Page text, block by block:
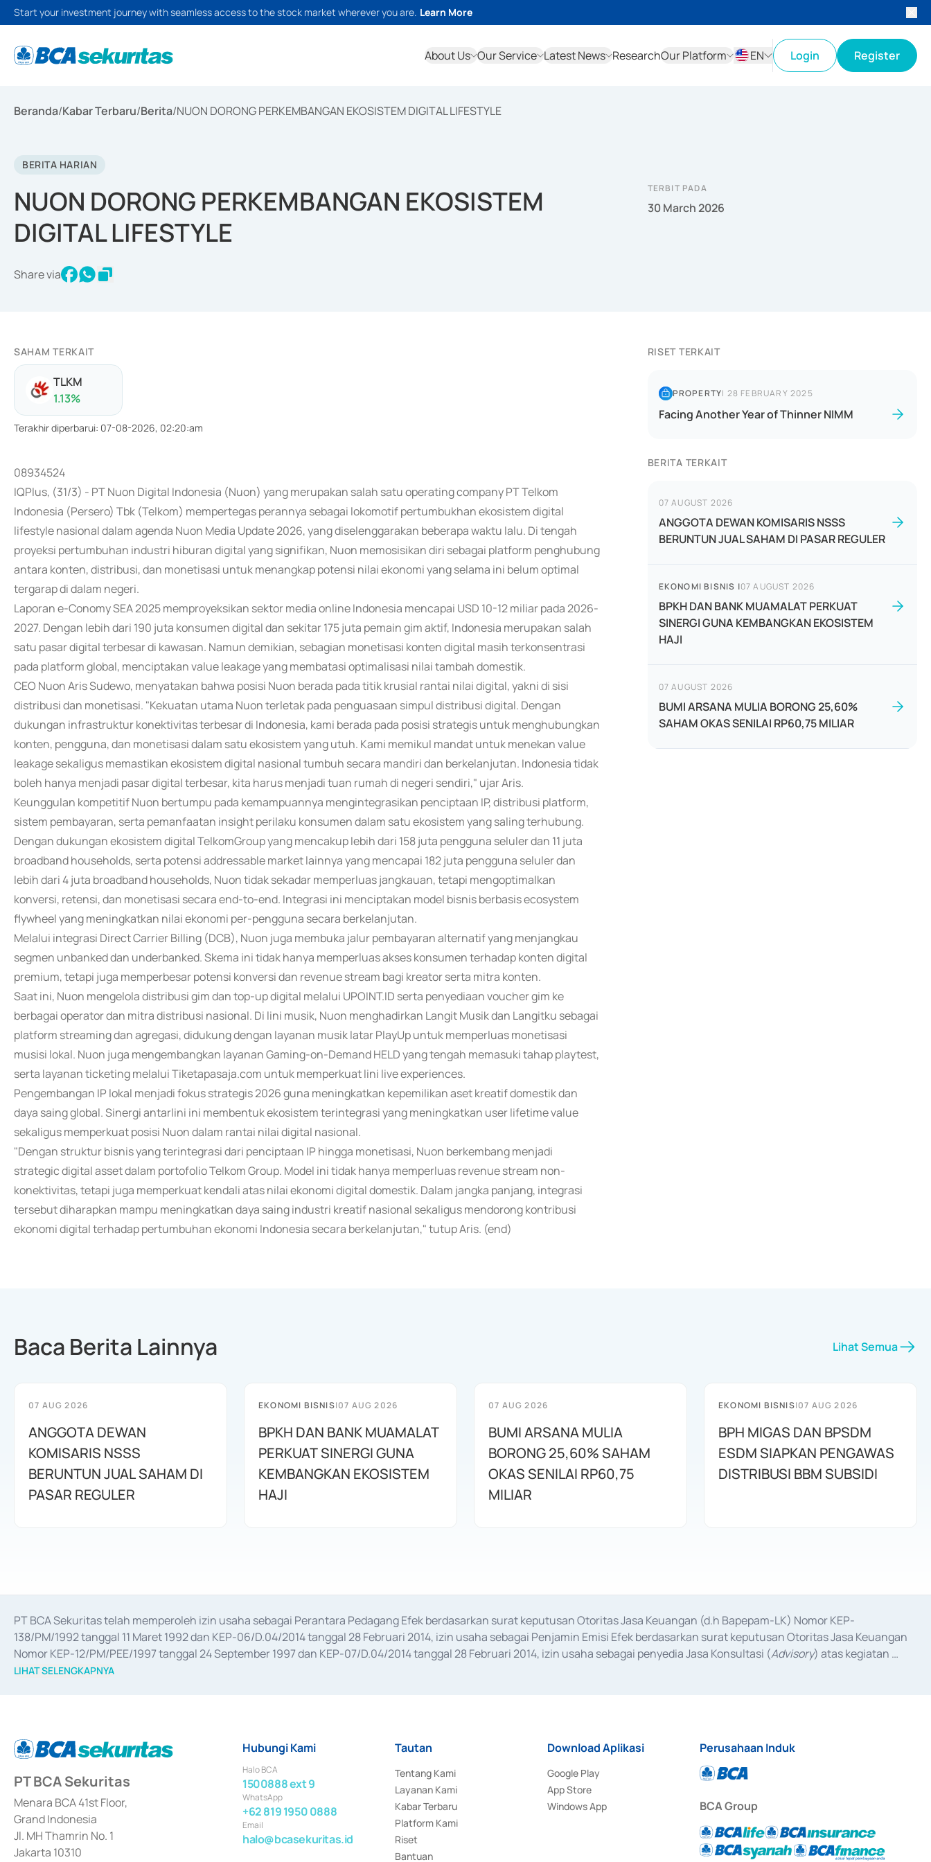
Start your investment journey with seamless access to the stock market wherever you are. Learn More
About Us Our Service Latest News ResearchOur Platform
EN
Login Register
Beranda/Kabar Terbaru/Berita/NUON DORONG PERKEMBANGAN EKOSISTEM DIGITAL LIFESTYLE
BERITA HARIAN
NUON DORONG PERKEMBANGAN EKOSISTEM
DIGITAL LIFESTYLE
Share via
TERBIT PADA
30 March 2026
SAHAM TERKAIT
TLKM
1.13%
Terakhir diperbarui: 07-08-2026, 02:20:am
08934524
IQPlus, (31/3) - PT Nuon Digital Indonesia (Nuon) yang merupakan salah satu operating company PT Telkom
Indonesia (Persero) Tbk (Telkom) mempertegas perannya sebagai lokomotif pertumbukhan ekosistem digital
lifestyle nasional dalam agenda Nuon Media Update 2026, yang diselenggarakan beberapa waktu lalu. Di tengah
proyeksi pertumbuhan industri hiburan digital yang signifikan, Nuon memosisikan diri sebagai platform penghubung
antara konten, distribusi, dan monetisasi untuk menangkap potensi nilai ekonomi yang selama ini belum optimal
tergarap di dalam negeri.
Laporan e-Conomy SEA 2025 memproyeksikan sektor media online Indonesia mencapai USD 10-12 miliar pada 2026-
2027. Dengan lebih dari 190 juta konsumen digital dan sekitar 175 juta pemain gim aktif, Indonesia merupakan salah
satu pasar digital terbesar di kawasan. Namun demikian, sebagian monetisasi konten digital masih terkonsentrasi
pada platform global, menciptakan value leakage yang membatasi optimalisasi nilai tambah domestik.
CEO Nuon Aris Sudewo, menyatakan bahwa posisi Nuon berada pada titik krusial rantai nilai digital, yakni di sisi
distribusi dan monetisasi. "Kekuatan utama Nuon terletak pada penguasaan simpul distribusi digital. Dengan
dukungan infrastruktur konektivitas terbesar di Indonesia, kami berada pada posisi strategis untuk menghubungkan
konten, pengguna, dan monetisasi dalam satu ekosistem yang utuh. Kami memikul mandat untuk menekan value
leakage sekaligus memastikan ekosistem digital nasional tumbuh secara mandiri dan berkelanjutan. Indonesia tidak
boleh hanya menjadi pasar digital terbesar, kita harus menjadi tuan rumah di negeri sendiri," ujar Aris.
Keunggulan kompetitif Nuon bertumpu pada kemampuannya mengintegrasikan penciptaan IP, distribusi platform,
sistem pembayaran, serta pemanfaatan insight perilaku konsumen dalam satu ekosistem yang saling terhubung.
Dengan dukungan ekosistem digital TelkomGroup yang mencakup lebih dari 158 juta pengguna seluler dan 11 juta
broadband households, serta potensi addressable market lainnya yang mencapai 182 juta pengguna seluler dan
lebih dari 4 juta broadband households, Nuon tidak sekadar memperluas jangkauan, tetapi mengoptimalkan
konversi, retensi, dan monetisasi secara end-to-end. Integrasi ini menciptakan model bisnis berbasis ecosystem
flywheel yang meningkatkan nilai ekonomi per-pengguna secara berkelanjutan.
Melalui integrasi Direct Carrier Billing (DCB), Nuon juga membuka jalur pembayaran alternatif yang menjangkau
segmen unbanked dan underbanked. Skema ini tidak hanya memperluas akses konsumen terhadap konten digital
premium, tetapi juga memperbesar potensi konversi dan revenue stream bagi kreator serta mitra konten.
Saat ini, Nuon mengelola distribusi gim dan top-up digital melalui UPOINT.ID serta penyediaan voucher gim ke
berbagai operator dan mitra distribusi nasional. Di lini musik, Nuon menghadirkan Langit Musik dan Langitku sebagai
platform streaming dan agregasi, didukung dengan layanan musik latar PlayUp untuk memperluas monetisasi
musisi lokal. Nuon juga mengembangkan layanan Gaming-on-Demand HELD yang tengah memasuki tahap playtest,
serta layanan ticketing melalui Tiketapasaja.com untuk memperkuat lini live experiences.
Pengembangan IP lokal menjadi fokus strategis 2026 guna meningkatkan kepemilikan aset kreatif domestik dan
daya saing global. Sinergi antarlini ini membentuk ekosistem terintegrasi yang meningkatkan user lifetime value
sekaligus memperkuat posisi Nuon dalam rantai nilai digital nasional.
"Dengan struktur bisnis yang terintegrasi dari penciptaan IP hingga monetisasi, Nuon berkembang menjadi
strategic digital asset dalam portofolio Telkom Group. Model ini tidak hanya memperluas revenue stream non-
konektivitas, tetapi juga memperkuat kendali atas nilai ekonomi digital domestik. Dalam jangka panjang, integrasi
tersebut diharapkan mampu meningkatkan daya saing industri kreatif nasional sekaligus mendorong kontribusi
ekonomi digital terhadap pertumbuhan ekonomi Indonesia secara berkelanjutan," tutup Aris. (end)
RISET TERKAIT
PROPERTY| 28 FEBRUARY 2025
Facing Another Year of Thinner NIMM
BERITA TERKAIT
07 AUGUST 2026
ANGGOTA DEWAN KOMISARIS NSSS
BERUNTUN JUAL SAHAM DI PASAR REGULER
EKONOMI BISNIS |07 AUGUST 2026
BPKH DAN BANK MUAMALAT PERKUAT
SINERGI GUNA KEMBANGKAN EKOSISTEM
HAJI
07 AUGUST 2026
BUMI ARSANA MULIA BORONG 25,60%
SAHAM OKAS SENILAI RP60,75 MILIAR
Baca Berita Lainnya Lihat Semua
07 AUG 2026
ANGGOTA DEWAN
KOMISARIS NSSS
BERUNTUN JUAL SAHAM DI
PASAR REGULER
EKONOMI BISNIS|07 AUG 2026
BPKH DAN BANK MUAMALAT
PERKUAT SINERGI GUNA
KEMBANGKAN EKOSISTEM
HAJI
07 AUG 2026
BUMI ARSANA MULIA
BORONG 25,60% SAHAM
OKAS SENILAI RP60,75
MILIAR
EKONOMI BISNIS|07 AUG 2026
BPH MIGAS DAN BPSDM
ESDM SIAPKAN PENGAWAS
DISTRIBUSI BBM SUBSIDI
PT BCA Sekuritas telah memperoleh izin usaha sebagai Perantara Pedagang Efek berdasarkan surat keputusan Otoritas Jasa Keuangan (d.h Bapepam-LK) Nomor KEP-
138/PM/1992 tanggal 11 Maret 1992 dan KEP-06/D.04/2014 tanggal 28 Februari 2014, izin usaha sebagai Penjamin Emisi Efek berdasarkan surat keputusan Otoritas Jasa Keuangan
Nomor KEP-12/PM/PEE/1997 tanggal 24 September 1997 dan KEP-07/D.04/2014 tanggal 28 Februari 2014, izin usaha sebagai penyedia Jasa Konsultasi (Advisory) atas kegiatan
merger, akuisisi, divestasi, dan
LIHAT SELENGKAPNYA
PT BCA Sekuritas
Menara BCA 41st Floor,
Grand Indonesia
Jl. MH Thamrin No. 1
Jakarta 10310
Hubungi Kami
Halo BCA
1500888 ext 9
WhatsApp
+62 819 1950 0888
Email
halo@bcasekuritas.id
Tautan
Tentang Kami
Layanan Kami
Kabar Terbaru
Platform Kami
Riset
Bantuan
Download Aplikasi
Google Play
App Store
Windows App
Perusahaan Induk
BCA Group